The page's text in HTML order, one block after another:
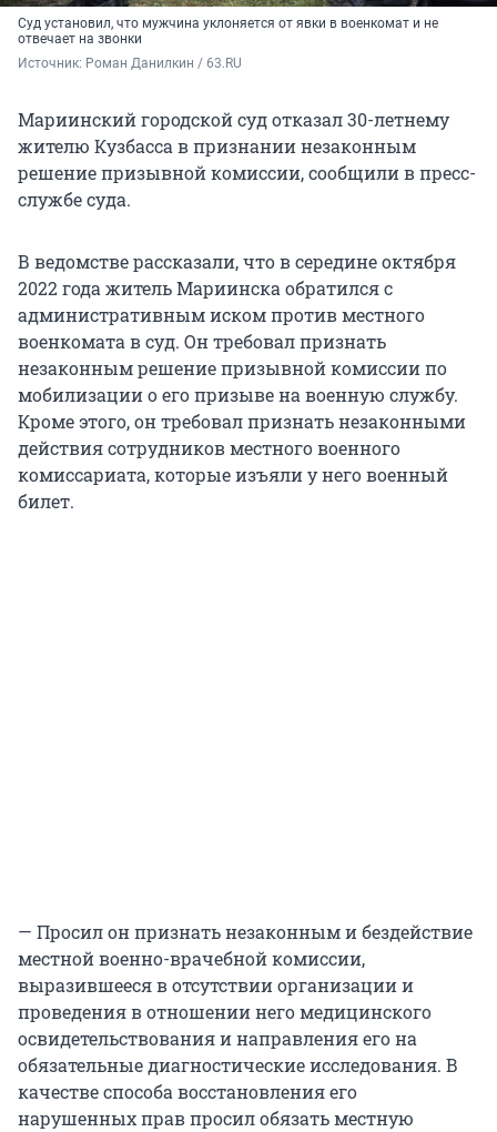
Суд установил, что мужчина уклоняется от явки в военкомат и не
отвечает на звонки
Источник: Роман Данилкин / 63.RU
Мариинский городской суд отказал 30-летнему
жителю Кузбасса в признании незаконным
решение призывной комиссии, сообщили в пресс-
службе суда.
В ведомстве рассказали, что в середине октября
2022 года житель Мариинска обратился с
административным иском против местного
военкомата в суд. Он требовал признать
незаконным решение призывной комиссии по
мобилизации о его призыве на военную службу.
Кроме этого, он требовал признать незаконными
действия сотрудников местного военного
комиссариата, которые изъяли у него военный
билет.
— Просил он признать незаконным и бездействие
местной военно-врачебной комиссии,
выразившееся в отсутствии организации и
проведения в отношении него медицинского
освидетельствования и направления его на
обязательные диагностические исследования. В
качестве способа восстановления его
нарушенных прав просил обязать местную